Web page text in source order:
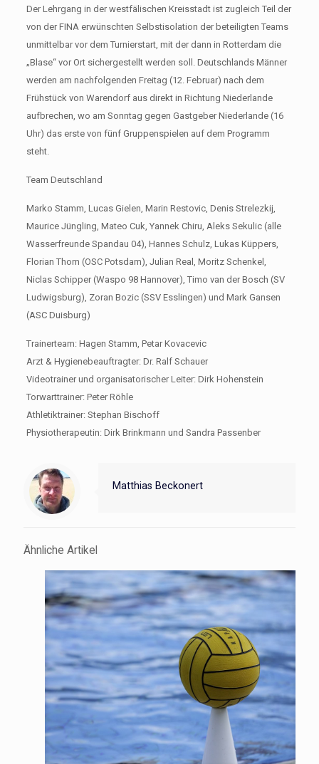
Der Lehrgang in der westfälischen Kreisstadt ist zugleich Teil der
von der FINA erwünschten Selbstisolation der beteiligten Teams
unmittelbar vor dem Turnierstart, mit der dann in Rotterdam die
„Blase“ vor Ort sichergestellt werden soll. Deutschlands Männer
werden am nachfolgenden Freitag (12. Februar) nach dem
Frühstück von Warendorf aus direkt in Richtung Niederlande
aufbrechen, wo am Sonntag gegen Gastgeber Niederlande (16
Uhr) das erste von fünf Gruppenspielen auf dem Programm
steht.
Team Deutschland
Marko Stamm, Lucas Gielen, Marin Restovic, Denis Strelezkij,
Maurice Jüngling, Mateo Cuk, Yannek Chiru, Aleks Sekulic (alle
Wasserfreunde Spandau 04), Hannes Schulz, Lukas Küppers,
Florian Thom (OSC Potsdam), Julian Real, Moritz Schenkel,
Niclas Schipper (Waspo 98 Hannover), Timo van der Bosch (SV
Ludwigsburg), Zoran Bozic (SSV Esslingen) und Mark Gansen
(ASC Duisburg)
Trainerteam: Hagen Stamm, Petar Kovacevic
Arzt & Hygienebeauftragter: Dr. Ralf Schauer
Videotrainer und organisatorischer Leiter: Dirk Hohenstein
Torwarttrainer: Peter Röhle
Athletiktrainer: Stephan Bischoff
Physiotherapeutin: Dirk Brinkmann und Sandra Passenber
Matthias Beckonert
Ähnliche Artikel